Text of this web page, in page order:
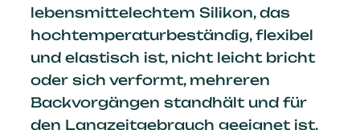
lebensmittelechtem Silikon, das
hochtemperaturbeständig, flexibel
und elastisch ist, nicht leicht bricht
oder sich verformt, mehreren
Backvorgängen standhält und für
den Langzeitgebrauch geeignet ist.